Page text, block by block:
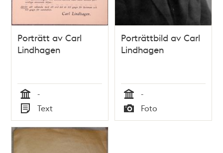
Porträtt av Carl
Lindhagen
Tid
-
Typ
Text
Porträttbild av Carl
Lindhagen
Tid
-
Typ
Foto